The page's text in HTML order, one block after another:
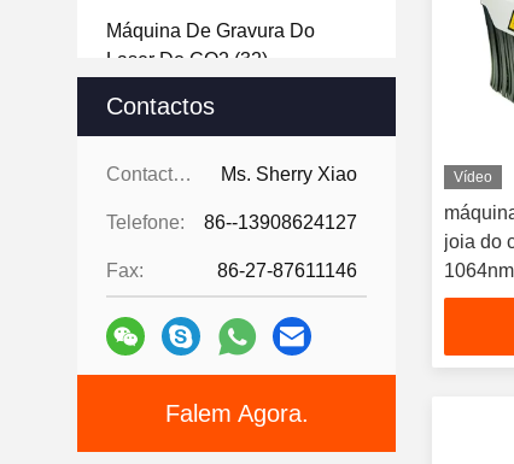
Máquina De Gravura Do
Laser Do CO2 (32)
Máquina De Gravura Do
Laser 3d De Cristal(20)
Máquina(8)
Máquina Do Revestimento Do
Máquina De Descascamento
Contactos
Contactos: Ms. Sherry Xiao
Telefone: 86--13908624127
Fax: 86-27-87611146
Falem Agora.
Vídeo
joia do